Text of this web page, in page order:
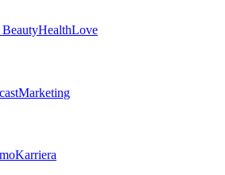
HealthLove
Marketing
Karriera